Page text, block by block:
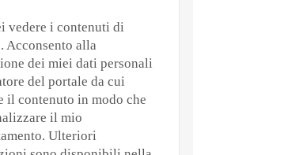
vedere i contenuti di
Acconsento alla
dei miei dati personali
del portale da cui
il contenuto in modo che
il mio
Ulteriori